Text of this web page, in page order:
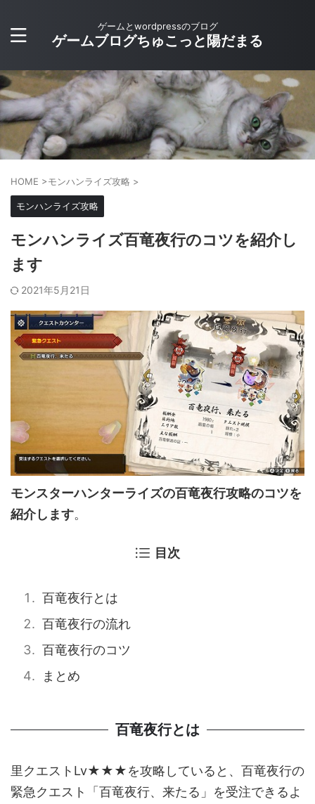
ゲームとwordpressのブログ
ゲームブログちゅこっと陽だまる
HOME >モンハンライズ攻略 >
モンハンライズ攻略
モンハンライズ百竜夜行のコツを紹介し
ます
2021年5月21日
モンスターハンターライズの百竜夜行攻略のコツを
紹介します。
目次
百竜夜行とは
百竜夜行の流れ
百竜夜行のコツ
まとめ
百竜夜行とは
里クエストLv★★★を攻略していると、百竜夜行の
緊急クエスト「百竜夜行、来たる」を受注できるよ